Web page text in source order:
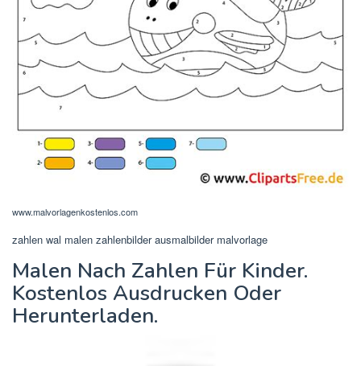
www.malvorlagenkostenlos.com
zahlen wal malen zahlenbilder ausmalbilder malvorlage
Malen Nach Zahlen Für Kinder.
Kostenlos Ausdrucken Oder
Herunterladen.